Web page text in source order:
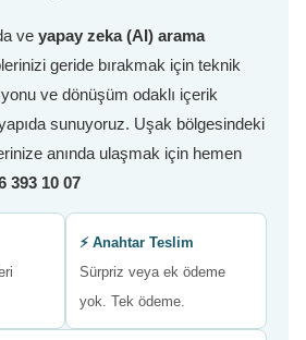
ve yapay zeka (AI) arama
geride bırakmak için teknik
ve dönüşüm odaklı içerik
sunuyoruz. Uşak bölgesindeki
anında ulaşmak için hemen
393 10 07
⚡ Anahtar Teslim
Sürpriz veya ek ödeme
yok. Tek ödeme.